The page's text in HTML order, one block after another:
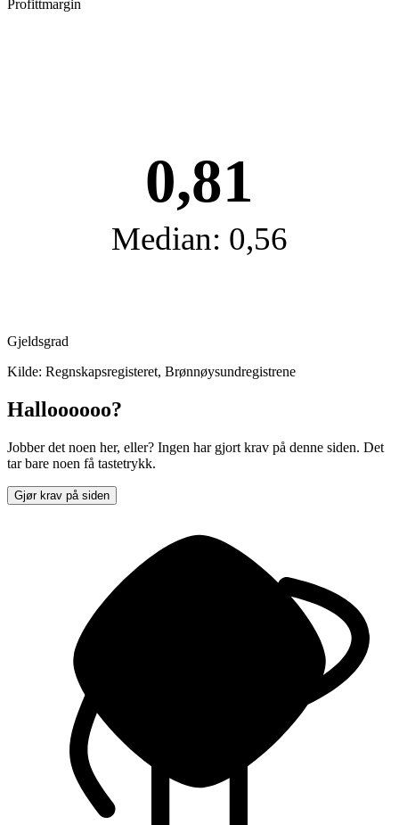
Profittmargin
0,81
Median: 0,56
Gjeldsgrad
Kilde: Regnskapsregisteret, Brønnøysundregistrene
Halloooooo?
Jobber det noen her, eller? Ingen har gjort krav på denne siden. Det
tar bare noen få tastetrykk.
Gjør krav på siden